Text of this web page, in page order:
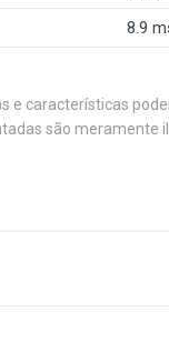
8.9
e características
são meramente